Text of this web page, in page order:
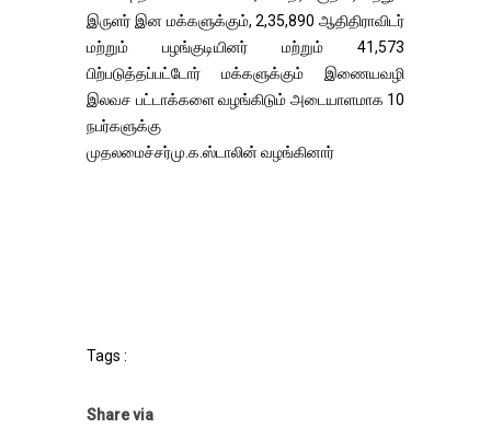
இருளர் இன மக்களுக்கும், 2,35,890 ஆதிதிராவிடர்
மற்றும் பழங்குடியினர் மற்றும் 41,573
பிற்படுத்தப்பட்டோர் மக்களுக்கும் இணையவழி
இலவச பட்டாக்களை வழங்கிடும் அடையாளமாக 10
நபர்களுக்கு
முதலமைச்சர்மு.க.ஸ்டாலின் வழங்கினார்
Tags :
Share via